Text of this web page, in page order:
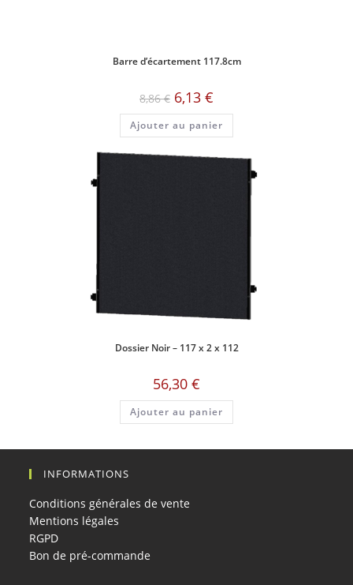
Barre d’écartement 117.8cm
8,86€ Le
prix
initial
était :
8,86 €.
6,13 €
actuel
est :
6,13 €.
Ajouter au panier
Dossier Noir – 117 x 2 x 112
56,30 €
Ajouter au panier
INFORMATIONS
Conditions générales de vente
Mentions légales
RGPD
Bon de pré-commande